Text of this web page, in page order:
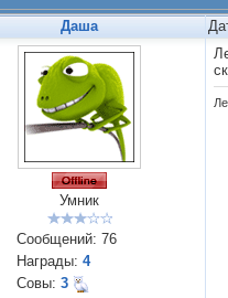
Даша
Умник
Сообщений: 76
Награды: 4
Совы: 3